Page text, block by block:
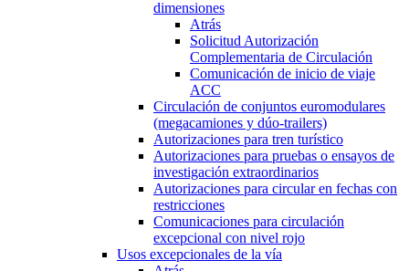
dimensiones
Atrás
Solicitud Autorización
Complementaria de Circulación
Comunicación de inicio de viaje
ACC
Circulación de conjuntos euromodulares
(megacamiones y dúo-trailers)
Autorizaciones para tren turístico
Autorizaciones para pruebas o ensayos de
investigación extraordinarios
Autorizaciones para circular en fechas con
restricciones
Comunicaciones para circulación
excepcional con nivel rojo
Usos excepcionales de la vía